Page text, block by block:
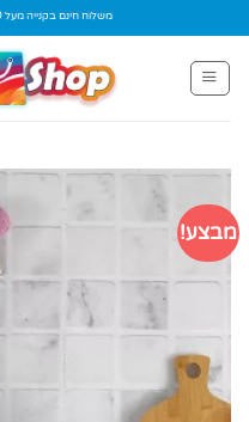
to
content
משלוח חינם בקנייה מעל 200 ₪ אספקה עד
מבצע!